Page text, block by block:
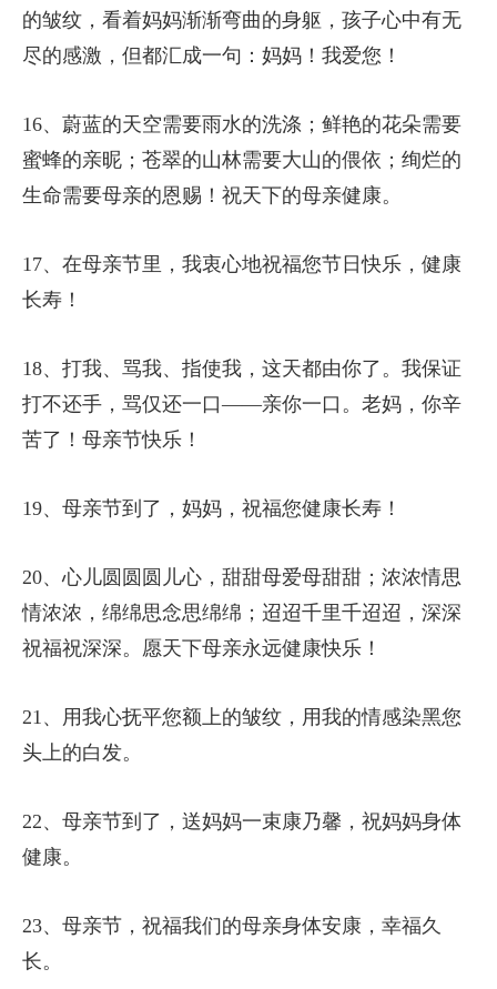
的皱纹，看着妈妈渐渐弯曲的身躯，孩子心中有无
尽的感激，但都汇成一句：妈妈！我爱您！
16、蔚蓝的天空需要雨水的洗涤；鲜艳的花朵需要
蜜蜂的亲昵；苍翠的山林需要大山的偎依；绚烂的
生命需要母亲的恩赐！祝天下的母亲健康。
17、在母亲节里，我衷心地祝福您节日快乐，健康
长寿！
18、打我、骂我、指使我，这天都由你了。我保证
打不还手，骂仅还一口——亲你一口。老妈，你辛
苦了！母亲节快乐！
19、母亲节到了，妈妈，祝福您健康长寿！
20、心儿圆圆圆儿心，甜甜母爱母甜甜；浓浓情思
情浓浓，绵绵思念思绵绵；迢迢千里千迢迢，深深
祝福祝深深。愿天下母亲永远健康快乐！
21、用我心抚平您额上的皱纹，用我的情感染黑您
头上的白发。
22、母亲节到了，送妈妈一束康乃馨，祝妈妈身体
健康。
23、母亲节，祝福我们的母亲身体安康，幸福久
长。